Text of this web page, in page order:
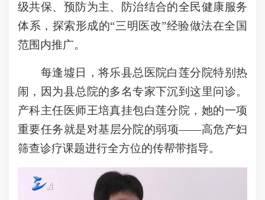
级共保、预防为主、防治结合的全民健康服务
体系，探索形成的“三明医改”经验做法在全国
范围内推广。
每逢墟日，将乐县总医院白莲分院特别热
闹，因为县总院的多名专家下沉到这里问诊。
产科主任医师王培真挂包白莲分院，她的一项
重要任务就是对基层分院的弱项——高危产妇
筛查诊疗课题进行全方位的传帮带指导。